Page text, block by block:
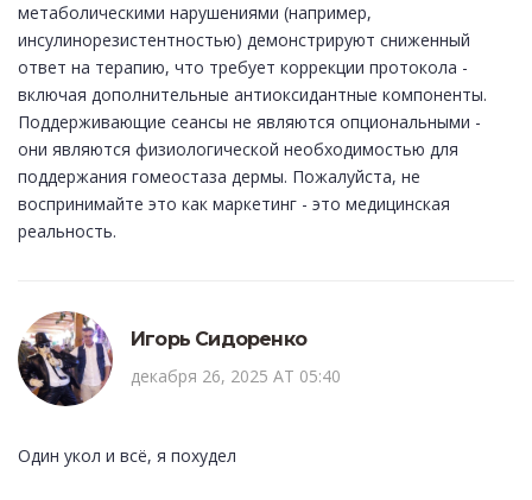
метаболическими нарушениями (например,
инсулинорезистентностью) демонстрируют сниженный
ответ на терапию, что требует коррекции протокола -
включая дополнительные антиоксидантные компоненты.
Поддерживающие сеансы не являются опциональными -
они являются физиологической необходимостью для
поддержания гомеостаза дермы. Пожалуйста, не
воспринимайте это как маркетинг - это медицинская
реальность.
Игорь Сидоренко
декабря 26, 2025 AT 05:40
Один укол и всё, я похудел